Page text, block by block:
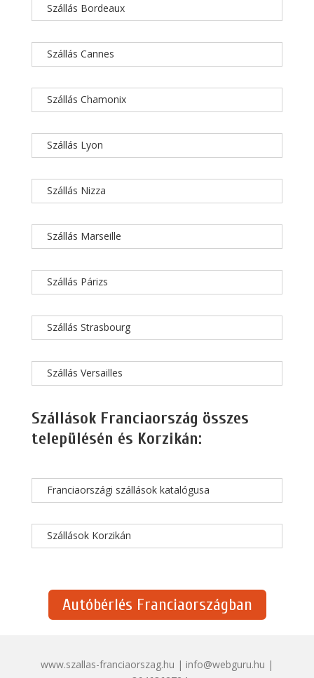
Szállás Bordeaux
Szállás Cannes
Szállás Chamonix
Szállás Lyon
Szállás Nizza
Szállás Marseille
Szállás Párizs
Szállás Strasbourg
Szállás Versailles
Szállások Franciaország összes
településén és Korzikán:
Franciaországi szállások katalógusa
Szállások Korzikán
Autóbérlés Franciaországban
www.szallas-franciaorszag.hu | info@webguru.hu |